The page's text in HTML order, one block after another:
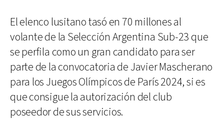
El elenco lusitano tasó en 70 millones al
volante de la Selección Argentina Sub-23 que
se perfila como un gran candidato para ser
parte de la convocatoria de Javier Mascherano
para los Juegos Olímpicos de París 2024, si es
que consigue la autorización del club
poseedor de sus servicios.